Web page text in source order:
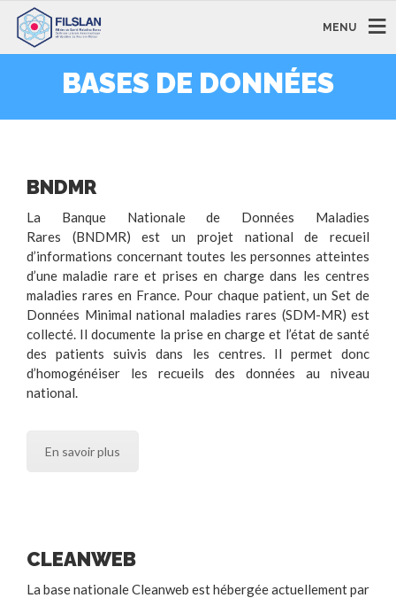
MENU
BASES DE DONNÉES
BNDMR
La Banque Nationale de Données Maladies
Rares (BNDMR) est un projet national de recueil
d’informations concernant toutes les personnes atteintes
d’une maladie rare et prises en charge dans les centres
maladies rares en France. Pour chaque patient, un Set de
Données Minimal national maladies rares (SDM-MR) est
collecté. Il documente la prise en charge et l’état de santé
des patients suivis dans les centres. Il permet donc
d’homogénéiser les recueils des données au niveau
national.
En savoir plus
CLEANWEB
La base nationale Cleanweb est hébergée actuellement par